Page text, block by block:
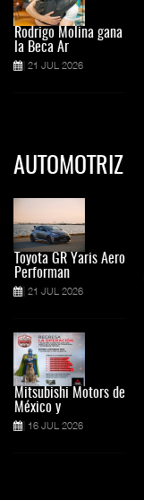
Rodrigo Molina gana
la Beca Ar
21 JUL 2026
AUTOMOTRIZ
Toyota GR Yaris Aero
Performan
21 JUL 2026
Mitsubishi Motors de
México y
16 JUL 2026